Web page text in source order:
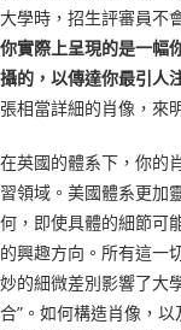
大學時，招生評審員不
你實際上呈現的是一幅
攝的，以傳達你最引人
張相當詳細的肖像，來
在英國的體系下，你的
習領域。美國體系更加
何，即使具體的細節可
的興趣方向。所有這一
妙的細微差別影響了大
合”。如何構造肖像，